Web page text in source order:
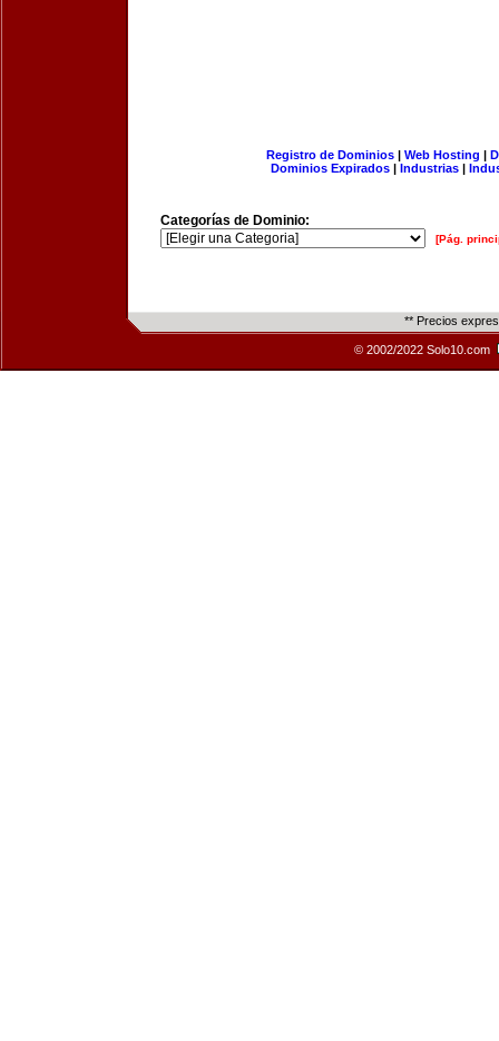
Registro de Dominios| Web Hosting |
Dominios Expirados | Industrias |
Categorías de Dominio:
[Pág.
** Precios
© 2002/2022 Solo10.com